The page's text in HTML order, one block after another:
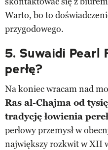
Warto, bo to
przygodowego.
5. Suwaidi Pearl
perłę?
Na koniec wracam nad
Ras al-Chajma od
tradycję łowienia
perłowy przemysł w
największy rozkwit w XII